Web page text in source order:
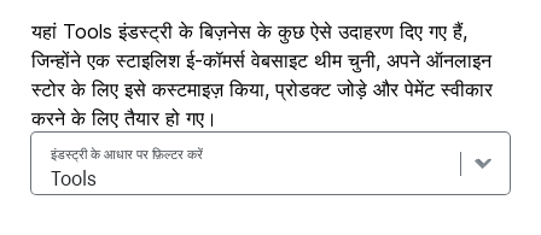
यहां Tools इंडस्ट्री के बिज़नेस के कुछ ऐसे उदाहरण दिए गए हैं,
जिन्होंने एक स्टाइलिश ई-कॉमर्स वेबसाइट थीम चुनी, अपने ऑनलाइन
स्टोर के लिए इसे कस्टमाइज़ किया, प्रोडक्ट जोड़े और पेमेंट स्वीकार
करने के लिए तैयार हो गए।
इंडस्ट्री के आधार पर फ़िल्टर करें